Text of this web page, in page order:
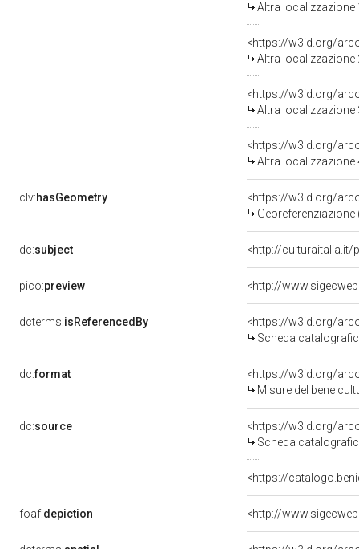
Altra localizzazione
<https://w3id.org/
Altra localizzazione
<https://w3id.org/
Altra localizzazione
<https://w3id.org/
Altra localizzazione
clv:hasGeometry
<https://w3id.org/
dc:subject <http://culturaitalia.it/
pico:preview <http://
dcterms:isReferencedBy
<https://w3id.org/
Scheda
dc:format
<https://w3id.org/
Misure del bene
dc:source
<https://w3id.org/
Scheda
<https://
foaf:depiction <http://